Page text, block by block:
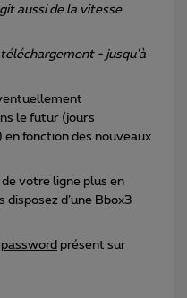
aussi de la vitesse
- jusqu'à
le futur (jours
fonction des nouveaux
votre ligne plus en
d’une Bbox3
présent sur